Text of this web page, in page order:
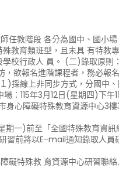
任教階段 各分為國中、國小
教育類班型，且未具 有特教
校行政人 員。 (二)錄取原
欲報名進階課程者，務必報
採線上非同步方式，分國中
：115年3月12日(星期四)下午
心障礙特殊教育資源中心3
一)前至「全國特殊教育資
前將以E-mail通知錄取人員
礙特殊教 育資源中心研習